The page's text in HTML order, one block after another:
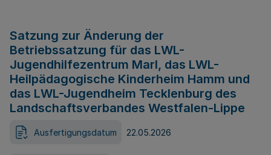
Satzung zur Änderung der
Betriebssatzung für das LWL-
Jugendhilfezentrum Marl, das LWL-
Heilpädagogische Kinderheim Hamm und
das LWL-Jugendheim Tecklenburg des
Landschaftsverbandes Westfalen-Lippe
Ausfertigungsdatum 22.05.2026